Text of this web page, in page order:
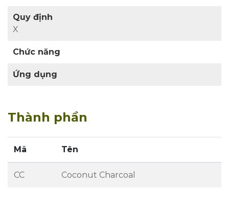
Quy định
X
Chức năng
Ứng dụng
Thành phần
Mã Tên
CC Coconut Charcoal